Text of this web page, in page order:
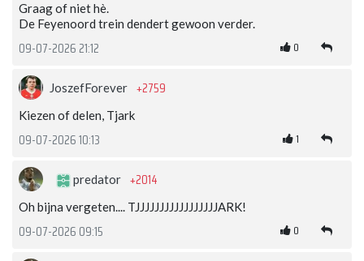
Graag of niet hè.
De Feyenoord trein dendert gewoon verder.
09-07-2026 21:12 0
JoszefForever +2759
Kiezen of delen, Tjark
09-07-2026 10:13 1
predator +2014
Oh bijna vergeten.... TJJJJJJJJJJJJJJJJJARK!
09-07-2026 09:15 0